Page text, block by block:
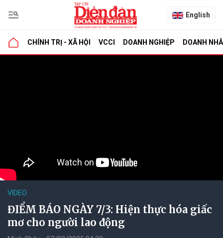
English
CHÍNH TRỊ - XÃ HỘI VCCI DOANH NGHIỆP DOANH
VIDEO
ĐIỂM BÁO NGÀY 7/3: Hiện thực hóa giấc
mơ cho người lao động